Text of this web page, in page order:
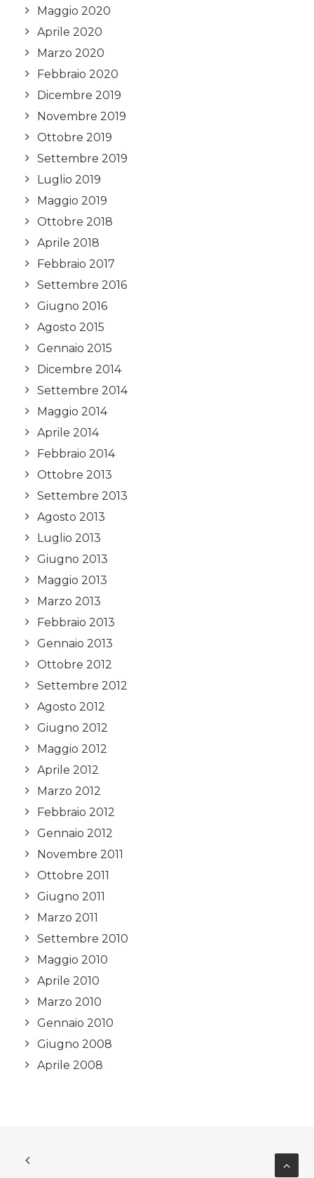
Maggio 2020
Aprile 2020
Marzo 2020
Febbraio 2020
Dicembre 2019
Novembre 2019
Ottobre 2019
Settembre 2019
Luglio 2019
Maggio 2019
Ottobre 2018
Aprile 2018
Febbraio 2017
Settembre 2016
Giugno 2016
Agosto 2015
Gennaio 2015
Dicembre 2014
Settembre 2014
Maggio 2014
Aprile 2014
Febbraio 2014
Ottobre 2013
Settembre 2013
Agosto 2013
Luglio 2013
Giugno 2013
Maggio 2013
Marzo 2013
Febbraio 2013
Gennaio 2013
Ottobre 2012
Settembre 2012
Agosto 2012
Giugno 2012
Maggio 2012
Aprile 2012
Marzo 2012
Febbraio 2012
Gennaio 2012
Novembre 2011
Ottobre 2011
Giugno 2011
Marzo 2011
Settembre 2010
Maggio 2010
Aprile 2010
Marzo 2010
Gennaio 2010
Giugno 2008
Aprile 2008